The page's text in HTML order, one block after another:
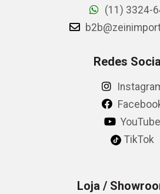
(11) 3324-
Redes
YouTube
TikTok
Loja /